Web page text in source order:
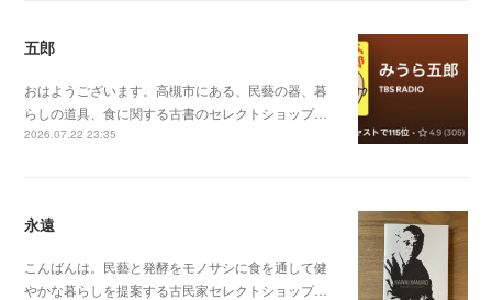
五郎
おはようございます。高槻市にある、民藝の器、暮
らしの道具、食に関する古書のセレクトショップ…
2026.07.22 23:35
永遠
こんばんは。民藝と発酵をモノサシに食を通して健
やかな暮らしを提案する古民家セレクトショップ…